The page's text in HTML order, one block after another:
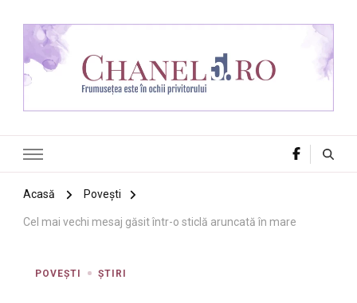
Acasă Povești
Cel mai vechi mesaj găsit într-o sticlă aruncată în mare
POVEȘTI ȘTIRI